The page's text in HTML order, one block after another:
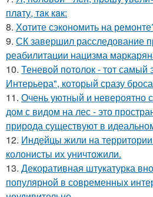
плaту, тaк кaк:
8. Хотите сэкономить на
9. СК завершил расследование
реабилитации нацизма
10. Теневой потолок - тот самый
Интерьера", который сразу
11. Очень уютный и невероятно
дом с видом на лес - это
природа существуют в
12. Индейцы жили на
колонисты их уничтожили.
13. Декоративная штукатурка
популярной в современных